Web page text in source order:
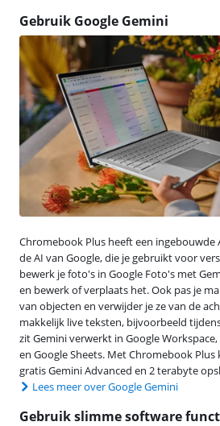
Gebruik Google Gemini
Chromebook Plus heeft een ingebouwde
de AI van Google, die je gebruikt voor
bewerk je foto's in Google Foto's met
en bewerk of verplaats het. Ook pas je
van objecten en verwijder je ze van de
makkelijk live teksten, bijvoorbeeld
zit Gemini verwerkt in Google Workspace,
en Google Sheets. Met Chromebook Plus
gratis Gemini Advanced en 2 terabyte
Lees meer over Google Gemini
Gebruik slimme software